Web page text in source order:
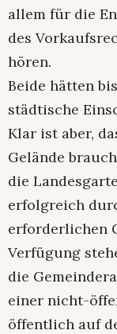
allem für die
des
hören.
Beide hätten
städtische
Klar ist aber,
Gelände
die
erfolgreich
erforderlichen
Verfügung
die
einer nicht-
öffentlich auf